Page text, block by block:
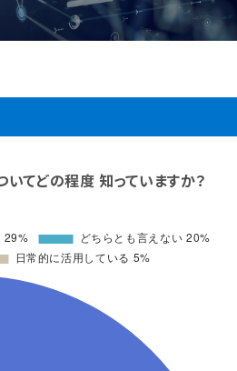
てどの程度 知っていますか？